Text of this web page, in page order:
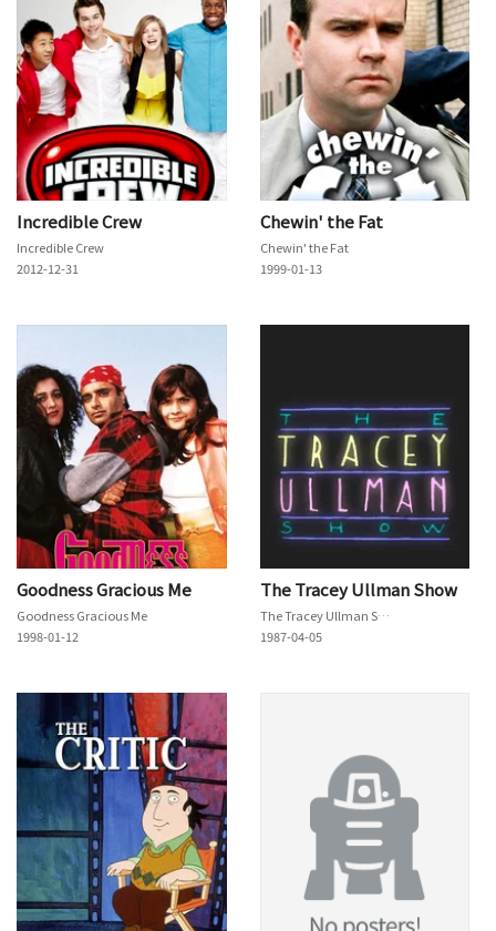
Incredible Crew
Incredible Crew
2012-12-31
Chewin' the Fat
Chewin' the Fat
1999-01-13
Goodness Gracious Me
Goodness Gracious Me
1998-01-12
The Tracey Ullman Show
The Tracey Ullman Show
1987-04-05